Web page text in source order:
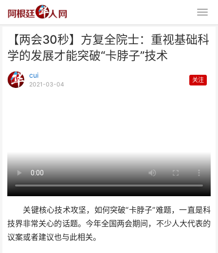
【两会30秒】方复全院士：重视基础科
学的发展才能突破“卡脖子”技术
cui
2021-03-04
关注
关键核心技术攻坚，如何突破“卡脖子”难题，一直是科
技界非常关心的话题。今年全国两会期间，不少人大代表的
议案或者建议也与此相关。